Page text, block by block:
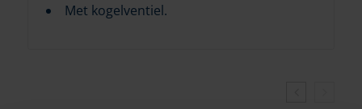
Met kogelventiel.